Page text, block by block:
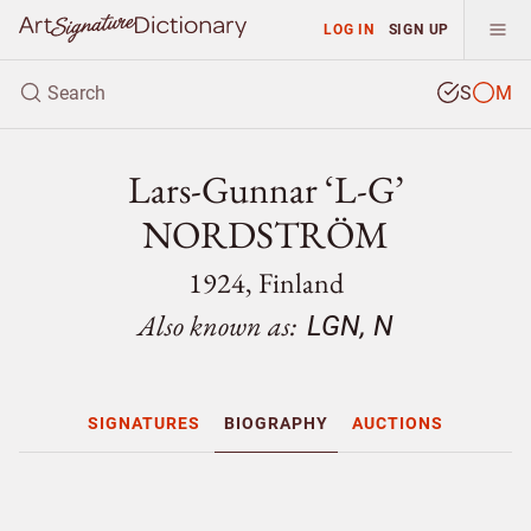
LOG IN SIGN UP
S M
Lars-Gunnar ‘L-G’
NORDSTRÖM
1924, Finland
Also known as: LGN, N
SIGNATURES BIOGRAPHY AUCTIONS